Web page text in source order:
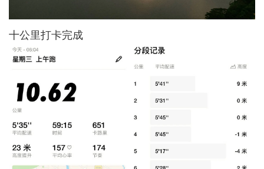
十公里打卡完成